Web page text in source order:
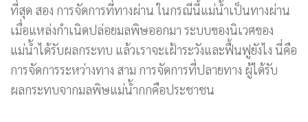
ที่สุด สอง การจัดการที่ทางผ่าน ในกรณีนี้แม่น้ำเป็นทางผ่าน
เมื่อแหล่งกำเนิดปล่อยมลพิษออกมา ระบบของนิเวศของ
แม่น้ำได้รับผลกระทบ แล้วเราจะเฝ้าระวังและฟื้นฟูยังไง นี่คือ
การจัดการระหว่างทาง สาม การจัดการที่ปลายทาง ผู้ได้รับ
ผลกระทบจากมลพิษแม่น้ำกกคือประชาชน